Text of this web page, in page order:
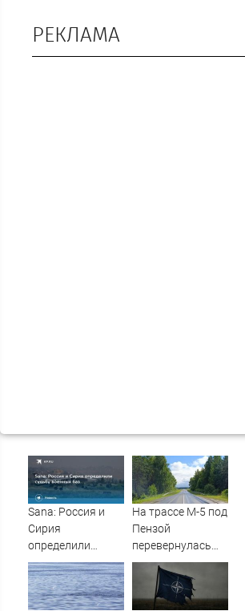
РЕКЛАМА
Sana: Россия и
Сирия
определили
судьбу военных
баз
На трассе М-5 под
Пензой
перевернулась
фура - Столица58